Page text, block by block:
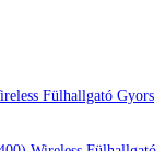
Gyors